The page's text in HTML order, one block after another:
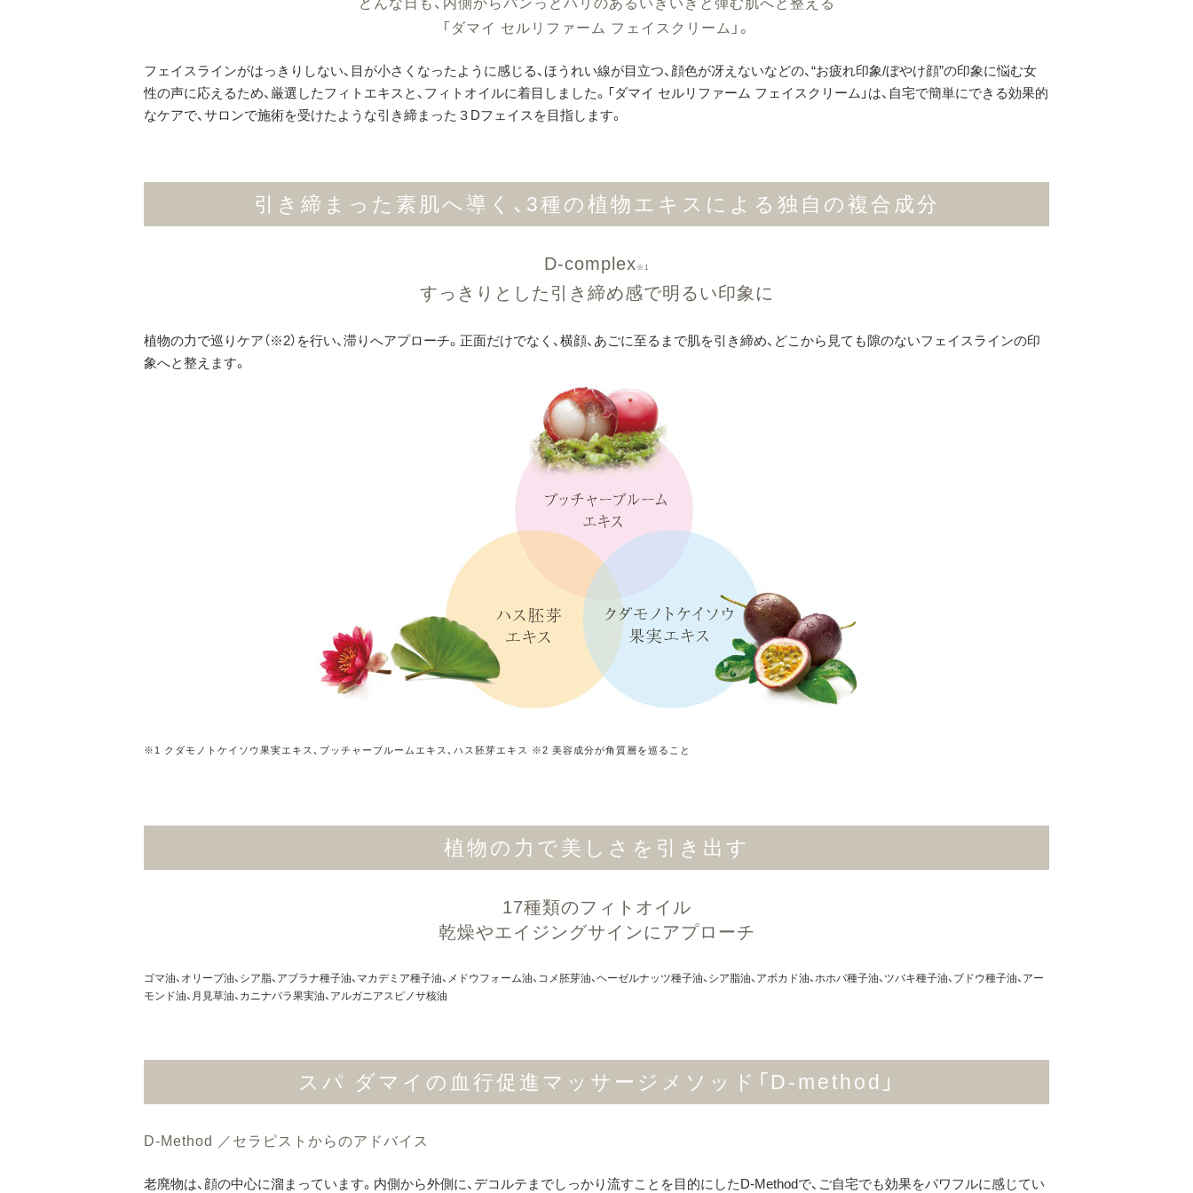
どんな日も、内側からパンっとハリのあるいきいきと弾む肌へと整える
「ダマイ セルリファーム フェイスクリーム」。
フェイスラインがはっきりしない、目が小さくなったように感じる、ほうれい線が目立つ、顔色が冴えないなどの、“お疲れ印象/ぼやけ顔”の印象に悩む女
性の声に応えるため、厳選したフィトエキスと、フィトオイルに着目しました。「ダマイ セルリファーム フェイスクリーム」は、自宅で簡単にできる効果的
なケアで、サロンで施術を受けたような引き締まった３Dフェイスを目指します。
引き締まった素肌へ導く、3種の植物エキスによる独自の複合成分
D-complex ※1
すっきりとした引き締め感で明るい印象に
植物の力で巡りケア（※2）を行い、滞りへアプローチ。正面だけでなく、横顔、あごに至るまで肌を引き締め、どこから見ても隙のないフェイスラインの印
象へと整えます。
※1 クダモノトケイソウ果実エキス、ブッチャーブルームエキス、ハス胚芽エキス ※2 美容成分が角質層を巡ること
植物の力で美しさを引き出す
17種類のフィトオイル
乾燥やエイジングサインにアプローチ
ゴマ油、オリーブ油、シア脂、アブラナ種子油、マカデミア種子油、メドウフォーム油、コメ胚芽油、ヘーゼルナッツ種子油、シア脂油、アボカド油、ホホバ種子油、ツバキ種子油、ブドウ種子油、アー
モンド油、月見草油、カニナバラ果実油、アルガニアスピノサ核油
スパ ダマイの血行促進マッサージメソッド「D-method」
D-Method ／セラピストからのアドバイス
老廃物は、顔の中心に溜まっています。内側から外側に、デコルテまでしっかり流すことを目的にしたD-Methodで、ご自宅でも効果をパワフルに感じてい